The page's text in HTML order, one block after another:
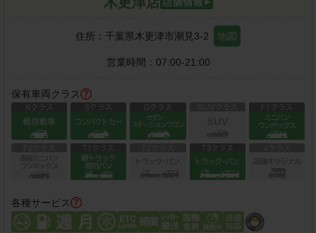
住所： 千葉県木更津市潮見3-2 地図
営業時間： 07:00-21:00
保有車両クラス
各種サービス